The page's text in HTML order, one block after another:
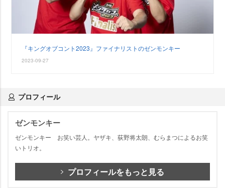
『キングオブコント2023』ファイナリストのゼンモンキー
2023-09-27
プロフィール
ゼンモンキー
ゼンモンキー お笑い芸人。ヤザキ、荻野将太朗、むらまつによるお笑
いトリオ。
プロフィールをもっと見る